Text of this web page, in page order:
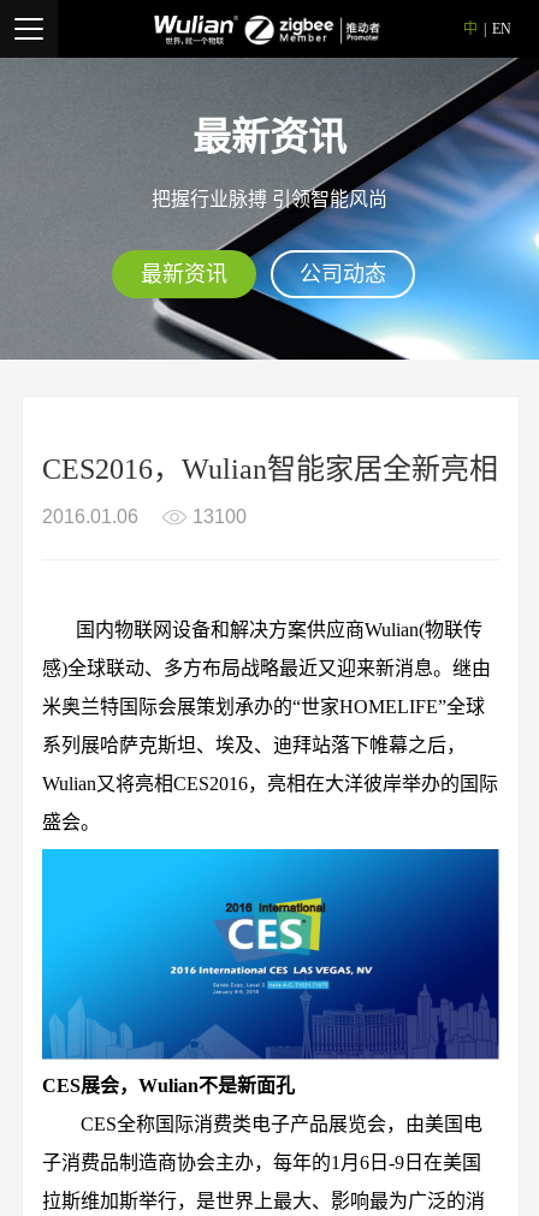
中 EN
最新资讯
把握行业脉搏 引领智能风尚
最新资讯 公司动态
CES2016，Wulian智能家居全新亮相
2016.01.06 13100
国内物联网设备和解决方案供应商Wulian(物联传
感)全球联动、多方布局战略最近又迎来新消息。继由
米奥兰特国际会展策划承办的“世家HOMELIFE”全球
系列展哈萨克斯坦、埃及、迪拜站落下帷幕之后，
Wulian又将亮相CES2016，亮相在大洋彼岸举办的国际
盛会。
CES展会，Wulian不是新面孔
CES全称国际消费类电子产品展览会，由美国电
子消费品制造商协会主办，每年的1月6日-9日在美国
拉斯维加斯举行，是世界上最大、影响最为广泛的消